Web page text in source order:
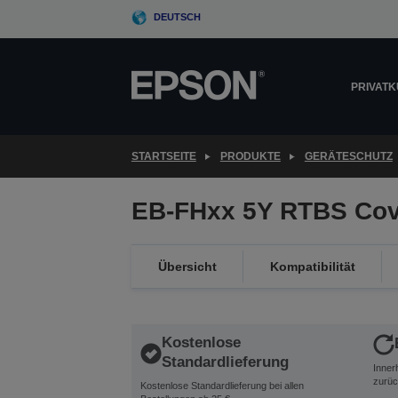
DEUTSCH
STARTSEITE PRODUKTE GERÄTESCHUTZ
EB-FHxx 5Y RTBS
Übersicht Kompatibilität
Kostenlose
Standardlieferung
Kostenlose Standardlieferung bei allen